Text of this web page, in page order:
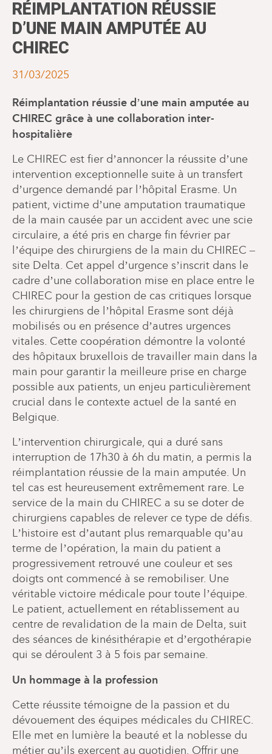
RÉIMPLANTATION RÉUSSIE
D’UNE MAIN AMPUTÉE AU
CHIREC
31/03/2025
Réimplantation réussie d’une main amputée au
CHIREC grâce à une collaboration inter-
hospitalière
Le CHIREC est fier d’annoncer la réussite d’une
intervention exceptionnelle suite à un transfert
d’urgence demandé par l’hôpital Erasme. Un
patient, victime d’une amputation traumatique
de la main causée par un accident avec une scie
circulaire, a été pris en charge fin février par
l’équipe des chirurgiens de la main du CHIREC –
site Delta. Cet appel d’urgence s’inscrit dans le
cadre d’une collaboration mise en place entre le
CHIREC pour la gestion de cas critiques lorsque
les chirurgiens de l’hôpital Erasme sont déjà
mobilisés ou en présence d’autres urgences
vitales. Cette coopération démontre la volonté
des hôpitaux bruxellois de travailler main dans la
main pour garantir la meilleure prise en charge
possible aux patients, un enjeu particulièrement
crucial dans le contexte actuel de la santé en
Belgique.
L’intervention chirurgicale, qui a duré sans
interruption de 17h30 à 6h du matin, a permis la
réimplantation réussie de la main amputée. Un
tel cas est heureusement extrêmement rare. Le
service de la main du CHIREC a su se doter de
chirurgiens capables de relever ce type de défis.
L’histoire est d’autant plus remarquable qu’au
terme de l’opération, la main du patient a
progressivement retrouvé une couleur et ses
doigts ont commencé à se remobiliser. Une
véritable victoire médicale pour toute l’équipe.
Le patient, actuellement en rétablissement au
centre de revalidation de la main de Delta, suit
des séances de kinésithérapie et d’ergothérapie
qui se déroulent 3 à 5 fois par semaine.
Un hommage à la profession
Cette réussite témoigne de la passion et du
dévouement des équipes médicales du CHIREC.
Elle met en lumière la beauté et la noblesse du
métier qu’ils exercent au quotidien. Offrir une